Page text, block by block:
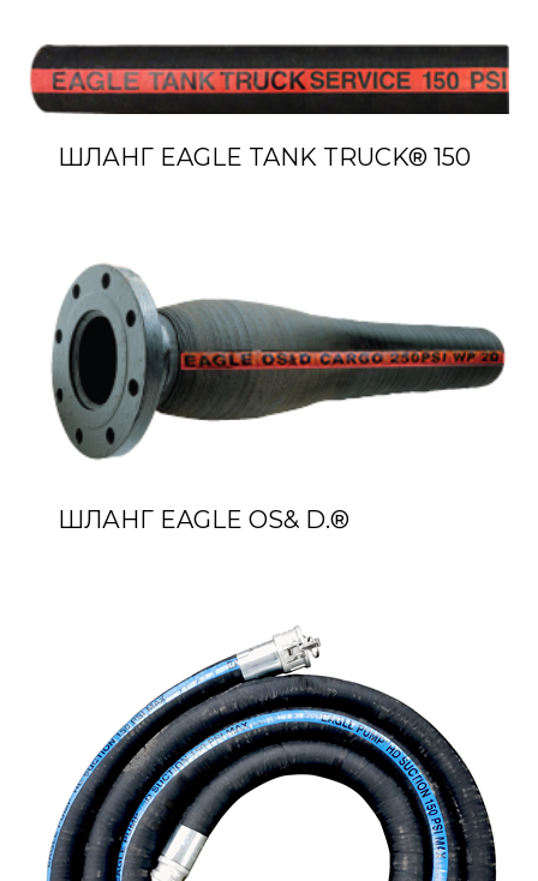
ШЛАНГ EAGLE TANK TRUCK® 150
ШЛАНГ EAGLE OS& D.®